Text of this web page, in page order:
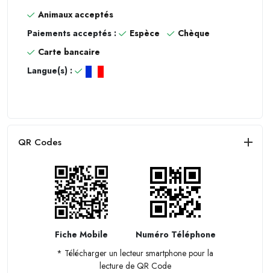
Animaux acceptés
Paiements acceptés :
Espèce
Chèque
Carte bancaire
Langue(s) :
QR Codes
Fiche Mobile
Numéro Téléphone
* Télécharger un lecteur smartphone pour la
lecture de QR Code